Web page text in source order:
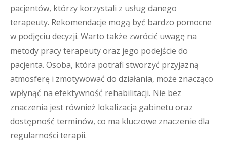
pacjentów, którzy korzystali z usług danego
terapeuty. Rekomendacje mogą być bardzo pomocne
w podjęciu decyzji. Warto także zwrócić uwagę na
metody pracy terapeuty oraz jego podejście do
pacjenta. Osoba, która potrafi stworzyć przyjazną
atmosferę i zmotywować do działania, może znacząco
wpłynąć na efektywność rehabilitacji. Nie bez
znaczenia jest również lokalizacja gabinetu oraz
dostępność terminów, co ma kluczowe znaczenie dla
regularności terapii.